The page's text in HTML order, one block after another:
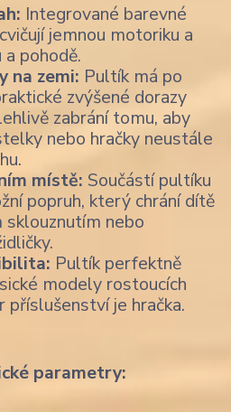
Integrované barevné
jemnou motoriku a
pohodě.
na zemi: Pultík má po
zvýšené dorazy
zabrání tomu, aby
nebo hračky neustále
místě: Součástí pultíku
popruh, který chrání dítě
sklouznutím nebo
Pultík perfektně
modely rostoucích
příslušenství je hračka.
parametry: